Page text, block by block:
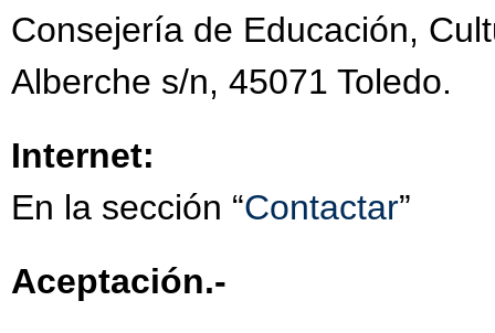
PROGRAMACIONES
PROGRAMACIONES
PROGRAMACIÓN
Consejería de Educación,
Alberche s/n, 45071 Toledo.
Internet:
En la sección “Contactar”
Aceptación.-